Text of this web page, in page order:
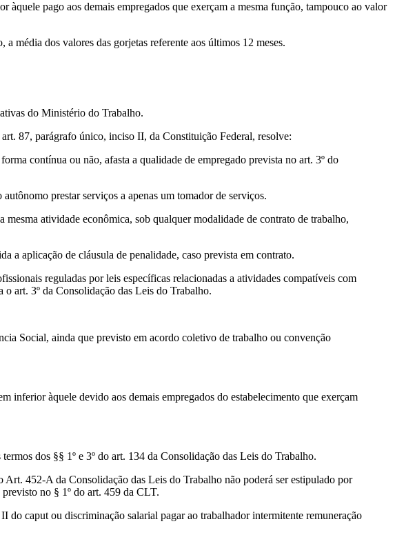
pago aos demais empregados que exerçam a mesma função, tampouco ao valor
média dos valores das gorjetas referente aos últimos 12 meses.
do Ministério do Trabalho.
87, parágrafo único, inciso II, da Constituição Federal, resolve:
contínua ou não, afasta a qualidade de empregado prevista no art. 3º do
prestar serviços a apenas um tomador de serviços.
atividade econômica, sob qualquer modalidade de contrato de trabalho,
a aplicação de cláusula de penalidade, caso prevista em contrato.
reguladas por leis específicas relacionadas a atividades compatíveis com
art. 3º da Consolidação das Leis do Trabalho.
Social, ainda que previsto em acordo coletivo de trabalho ou convenção
àquele devido aos demais empregados do estabelecimento que exerçam
dos §§ 1º e 3º do art. 134 da Consolidação das Leis do Trabalho.
Art. 452-A da Consolidação das Leis do Trabalho não poderá ser estipulado por
no § 1º do art. 459 da CLT.
do caput ou discriminação salarial pagar ao trabalhador intermitente remuneração